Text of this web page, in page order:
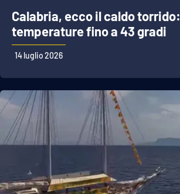
Calabria, ecco il caldo torrido:
temperature fino a 43 gradi
14 luglio 2026